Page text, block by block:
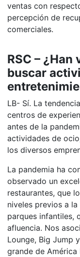
ventas con
percepción de
comerciales.
RSC –
buscar
LB- Sí. La
centros de
antes de la
actividades de
los diversos
La pandemia ha
observado un
restaurantes, que
niveles previos a
parques infantiles,
afluencia. Nos
Lounge, Big Jump
grande de América